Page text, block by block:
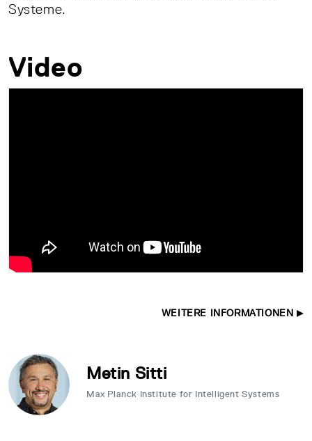
Systeme.
Video
WEITERE INFORMATIONEN
Metin Sitti
Max Planck Institute for Intelligent Systems